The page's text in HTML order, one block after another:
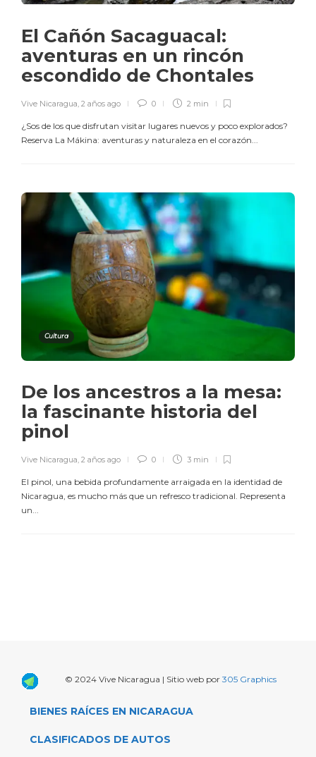
El Cañón Sacaguacal:
aventuras en un rincón
escondido de Chontales
Vive Nicaragua 2 años ago 0 2 min
¿Sos de los que disfrutan visitar lugares nuevos y poco explorados?
Reserva La Mákina: aventuras y naturaleza en el corazón...
Cultura
De los ancestros a la mesa:
la fascinante historia del
pinol
Vive Nicaragua, 2 años ago 0 3 min
El pinol, una bebida profundamente arraigada en la identidad de
Nicaragua, es mucho más que un refresco tradicional. Representa
un...
© 2024 Vive Nicaragua | Sitio web por 305 Graphics
BIENES RAÍCES EN NICARAGUA
CLASIFICADOS DE AUTOS